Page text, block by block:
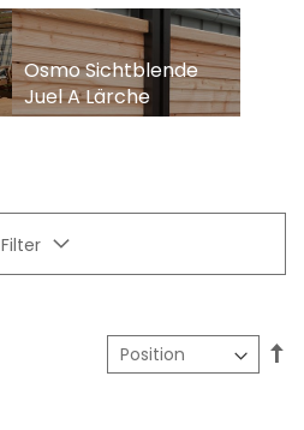
Osmo Sichtblende
Juel A Lärche
Filter